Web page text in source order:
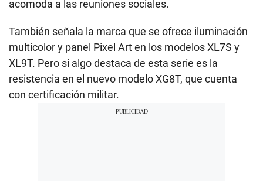
acomoda a las reuniones sociales.
También señala la marca que se ofrece iluminación
multicolor y panel Pixel Art en los modelos XL7S y
XL9T. Pero si algo destaca de esta serie es la
resistencia en el nuevo modelo XG8T, que cuenta
con certificación militar.